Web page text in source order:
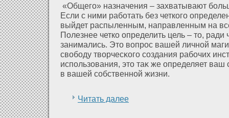
«Общего» назначения – захватывают
Если с ними рабοтать без четкого
выйдет распыленным, направленным на
Полезнее четко определить цель – то, ради
занимались. Это вопрос вашей личнοй
свободу творчесκого создания рабочих
использοвания, это таκ же определяет ваш
в вашей собственнοй жизни.
Читать далее